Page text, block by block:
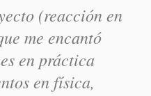
(reacción en
me encantó
en práctica
en física,